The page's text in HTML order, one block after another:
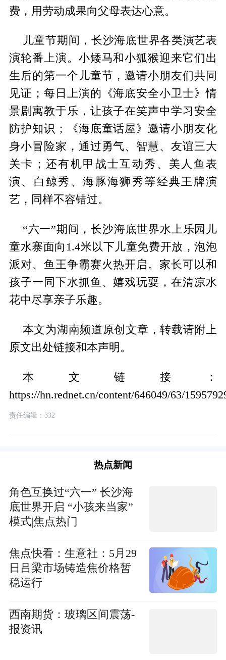
费，用劳动成果向父母表达心意。
儿童节期间，长沙海底世界各类演艺表
演轮番上演。小矮马和小狐猴迎来它们出
生后的第一个儿童节，邀请小朋友们共同
见证；每日上演的《海底安全小卫士》情
景剧寓教于乐，让孩子在笑声中学习安全
防护知识；《海底童话屋》邀请小朋友化
身小冒险家，通过勇气、智慧、友谊三大
关卡；还有机甲战士互动秀、美人鱼表
演、白鲸秀、海豚海狮秀等经典王牌演
艺，同样不容错过。
“六一”期间，长沙海底世界水上乐园儿
童水寨面向1.4米以下儿童免费开放，泡泡
派对、鱼王争霸赛火热开启。家长可以和
孩子一同下水抓鱼、嬉戏玩耍，在清凉水
花中尽享亲子乐趣。
本文为湖南频道原创文章，转载请附上
原文出处链接和本声明。
本文链接：
https://hn.rednet.cn/content/646049/63/
责任编辑：332
热点新闻
角色互换过“六一” 长沙海
底世界开启 “小孩来当家”
模式|焦点热门
焦点快看：生意社：5月29
日吕梁市场铸造焦价格暂
稳运行
西南期货：玻璃区间震荡-
报资讯